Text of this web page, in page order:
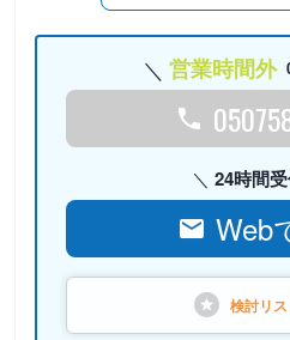
営業時間外
24時間
Web
検討リ